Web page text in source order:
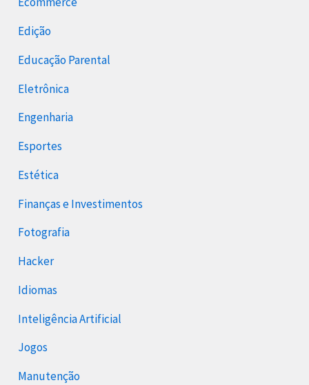
Edição
Educação Parental
Eletrônica
Engenharia
Esportes
Estética
Finanças e Investimentos
Fotografia
Hacker
Idiomas
Inteligência Artificial
Jogos
Manutenção